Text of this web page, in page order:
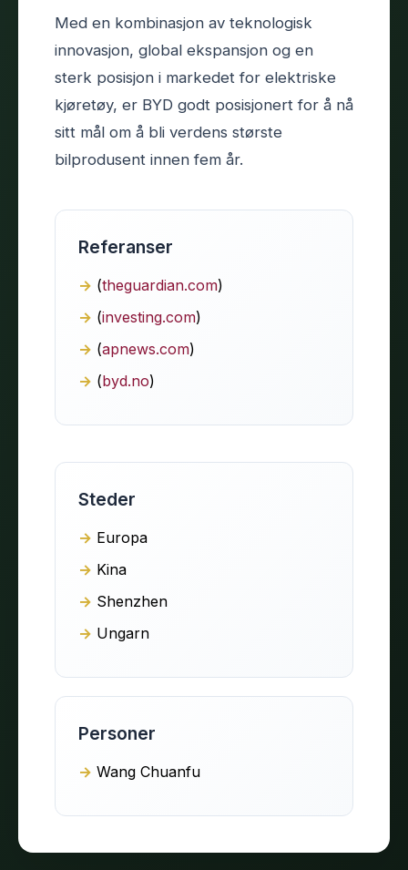
Med en kombinasjon av teknologisk
innovasjon, global ekspansjon og en
sterk posisjon i markedet for elektriske
kjøretøy, er BYD godt posisjonert for å nå
sitt mål om å bli verdens største
bilprodusent innen fem år.
Referanser
(theguardian.com)
(investing.com)
(apnews.com)
(byd.no)
Steder
Europa
Kina
Shenzhen
Ungarn
Personer
Wang Chuanfu